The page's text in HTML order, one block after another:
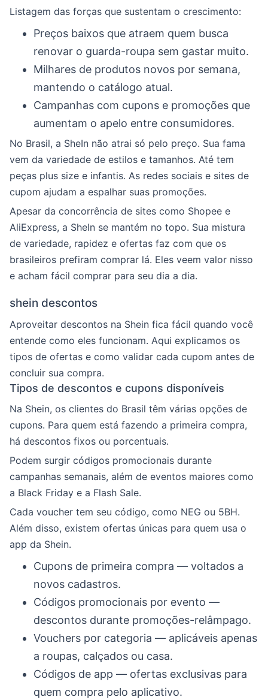
Listagem das forças que sustentam o crescimento:
Preços baixos que atraem quem busca
renovar o guarda-roupa sem gastar muito.
Milhares de produtos novos por semana,
mantendo o catálogo atual.
Campanhas com cupons e promoções que
aumentam o apelo entre consumidores.
No Brasil, a SheIn não atrai só pelo preço. Sua fama
vem da variedade de estilos e tamanhos. Até tem
peças plus size e infantis. As redes sociais e sites de
cupom ajudam a espalhar suas promoções.
Apesar da concorrência de sites como Shopee e
AliExpress, a SheIn se mantém no topo. Sua mistura
de variedade, rapidez e ofertas faz com que os
brasileiros prefiram comprar lá. Eles veem valor nisso
e acham fácil comprar para seu dia a dia.
shein descontos
Aproveitar descontos na Shein fica fácil quando você
entende como eles funcionam. Aqui explicamos os
tipos de ofertas e como validar cada cupom antes de
concluir sua compra.
Tipos de descontos e cupons disponíveis
Na Shein, os clientes do Brasil têm várias opções de
cupons. Para quem está fazendo a primeira compra,
há descontos fixos ou porcentuais.
Podem surgir códigos promocionais durante
campanhas semanais, além de eventos maiores como
a Black Friday e a Flash Sale.
Cada voucher tem seu código, como NEG ou 5BH.
Além disso, existem ofertas únicas para quem usa o
app da Shein.
Cupons de primeira compra — voltados a
novos cadastros.
Códigos promocionais por evento —
descontos durante promoções-relâmpago.
Vouchers por categoria — aplicáveis apenas
a roupas, calçados ou casa.
Códigos de app — ofertas exclusivas para
quem compra pelo aplicativo.